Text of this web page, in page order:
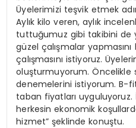
Üyelerimizi teşvik etmek
Aylık kilo veren, aylık
tuttuğumuz gibi takibini de
güzel çalışmalar
çalışmasını istiyoruz.
oluşturmuyorum. Öncelikle
denemelerini istiyorum. B-
taban fiyatları
herkesin ekonomik
hizmet” şeklinde konuştu.